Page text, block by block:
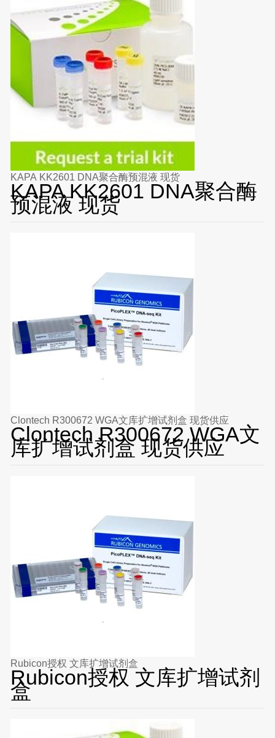
KAPA KK2601 DNA聚合酶预混液 现货
KAPA KK2601 DNA聚合酶
预混液 现货
Clontech R300672 WGA文库扩增试剂盒 现货供应
Clontech R300672 WGA文
库扩增试剂盒 现货供应
Rubicon授权 文库扩增试剂盒
Rubicon授权 文库扩增试剂
盒